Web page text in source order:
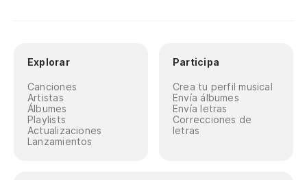
Explorar
Canciones
Artistas
Álbumes
Playlists
Actualizaciones
Lanzamientos
Participa
Crea tu perfil musical
Envía álbumes
Envía letras
Correcciones de
letras